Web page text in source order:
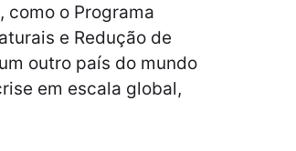
o Programa
e Redução de
outro país do mundo
em escala global,